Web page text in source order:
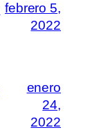
febrero 5,
2022
enero
24,
2022